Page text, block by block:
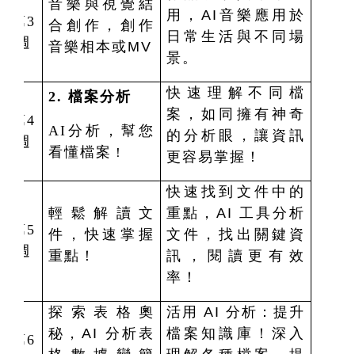
第3
週
音樂與視覺結
合創作，創作
音樂相本或MV
用，AI音樂應用於
日常生活與不同場
景。
第4
週
2. 檔案分析
AI分析，幫您
看懂檔案 ！
快速理解不同檔
案，如同擁有神奇
的分析眼，讓資訊
更容易掌握！
第5
週
輕鬆解讀文
件，快速掌握
重點！
快速找到文件中的
重點，AI 工具分析
文件，找出關鍵資
訊，閱讀更有效
率！
第6
探索表格奧
秘，AI 分析表
活用 AI 分析：提升
檔案知識庫！深入